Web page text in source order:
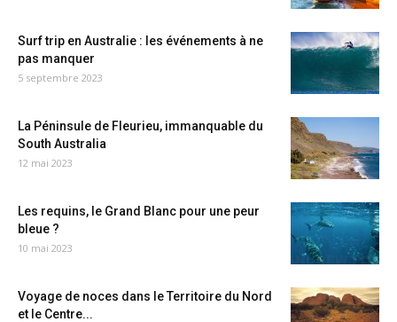
Surf trip en Australie : les événements à ne
pas manquer
5 septembre 2023
La Péninsule de Fleurieu, immanquable du
South Australia
12 mai 2023
Les requins, le Grand Blanc pour une peur
bleue ?
10 mai 2023
Voyage de noces dans le Territoire du Nord
et le Centre...